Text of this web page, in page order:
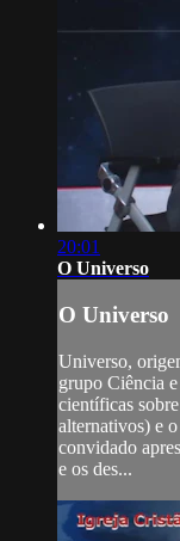
20:01
O Universo
O Universo
Universo,
grupo Ciência
científicas
alternativos) e
convidado
e os des...